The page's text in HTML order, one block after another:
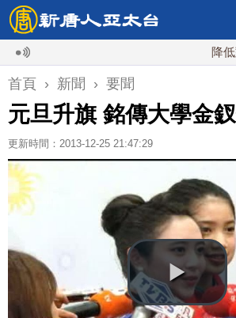
降低對中
首頁 › 新聞 › 要聞
元旦升旗 銘傳大學金
更新時間：2013-12-25 21:47:29